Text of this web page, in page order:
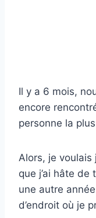
Il y a 6 mois,
encore
personne la
Alors, je voulais
que j’ai hâte de
une autre
d’endroit où je